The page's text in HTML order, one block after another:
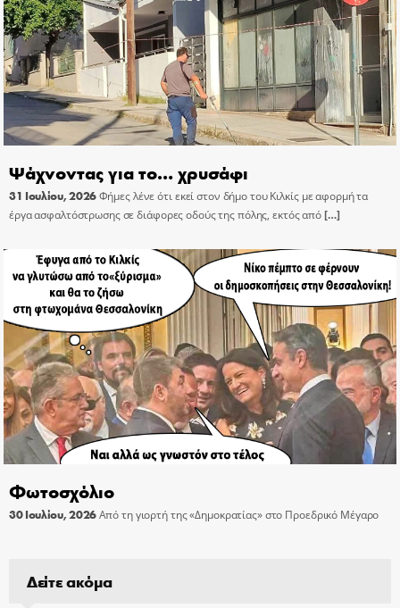
Ψάχνοντας για το… χρυσάφι
31 Ιουλίου, 2026Φήμες λένε ότι εκεί στον δήμο του Κιλκίς με αφορμή τα
έργα ασφαλτόστρωσης σε διάφορες οδούς της πόλης, εκτός από[…]
Φωτοσχόλιο
30 Ιουλίου, 2026Από τη γιορτή της «Δημοκρατίας» στο Προεδρικό Μέγαρο
Δείτε ακόμα